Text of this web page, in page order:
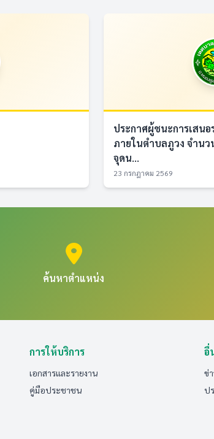
ประกาศผู้ชนะการเสน
ภายในตำบลภูวง จำน
จุดน...
23 กรกฎาคม 2569
ค้นหาตำแหน่ง
การให้บริการ
เอกสารและรายงาน
คู่มือประชาชน
อื่
ข่
ป